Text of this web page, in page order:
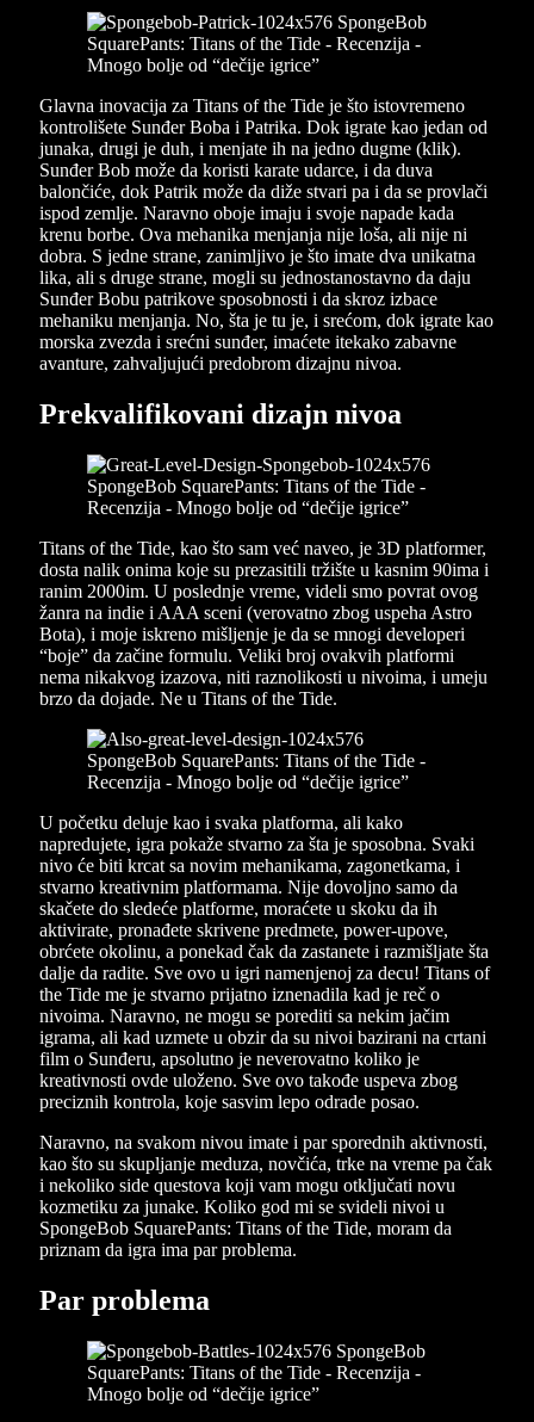
Glavna inovacija za Titans of the Tide je što istovremeno
kontrolišete Sunđer Boba i Patrika. Dok igrate kao jedan od
junaka, drugi je duh, i menjate ih na jedno dugme (klik).
Sunđer Bob može da koristi karate udarce, i da duva
balončiće, dok Patrik može da diže stvari pa i da se provlači
ispod zemlje. Naravno oboje imaju i svoje napade kada
krenu borbe. Ova mehanika menjanja nije loša, ali nije ni
dobra. S jedne strane, zanimljivo je što imate dva unikatna
lika, ali s druge strane, mogli su jednostanostavno da daju
Sunđer Bobu patrikove sposobnosti i da skroz izbace
mehaniku menjanja. No, šta je tu je, i srećom, dok igrate kao
morska zvezda i srećni sunđer, imaćete itekako zabavne
avanture, zahvaljujući predobrom dizajnu nivoa.
Prekvalifikovani dizajn nivoa
Titans of the Tide, kao što sam već naveo, je 3D platformer,
dosta nalik onima koje su prezasitili tržište u kasnim 90ima i
ranim 2000im. U poslednje vreme, videli smo povrat ovog
žanra na indie i AAA sceni (verovatno zbog uspeha Astro
Bota), i moje iskreno mišljenje je da se mnogi developeri
“boje” da začine formulu. Veliki broj ovakvih platformi
nema nikakvog izazova, niti raznolikosti u nivoima, i umeju
brzo da dojade. Ne u Titans of the Tide.
U početku deluje kao i svaka platforma, ali kako
napredujete, igra pokaže stvarno za šta je sposobna. Svaki
nivo će biti krcat sa novim mehanikama, zagonetkama, i
stvarno kreativnim platformama. Nije dovoljno samo da
skačete do sledeće platforme, moraćete u skoku da ih
aktivirate, pronađete skrivene predmete, power-upove,
obrćete okolinu, a ponekad čak da zastanete i razmišljate šta
dalje da radite. Sve ovo u igri namenjenoj za decu! Titans of
the Tide me je stvarno prijatno iznenadila kad je reč o
nivoima. Naravno, ne mogu se porediti sa nekim jačim
igrama, ali kad uzmete u obzir da su nivoi bazirani na crtani
film o Sunđeru, apsolutno je neverovatno koliko je
kreativnosti ovde uloženo. Sve ovo takođe uspeva zbog
preciznih kontrola, koje sasvim lepo odrade posao.
Naravno, na svakom nivou imate i par sporednih aktivnosti,
kao što su skupljanje meduza, novčića, trke na vreme pa čak
i nekoliko side questova koji vam mogu otključati novu
kozmetiku za junake. Koliko god mi se svideli nivoi u
SpongeBob SquarePants: Titans of the Tide, moram da
priznam da igra ima par problema.
Par problema